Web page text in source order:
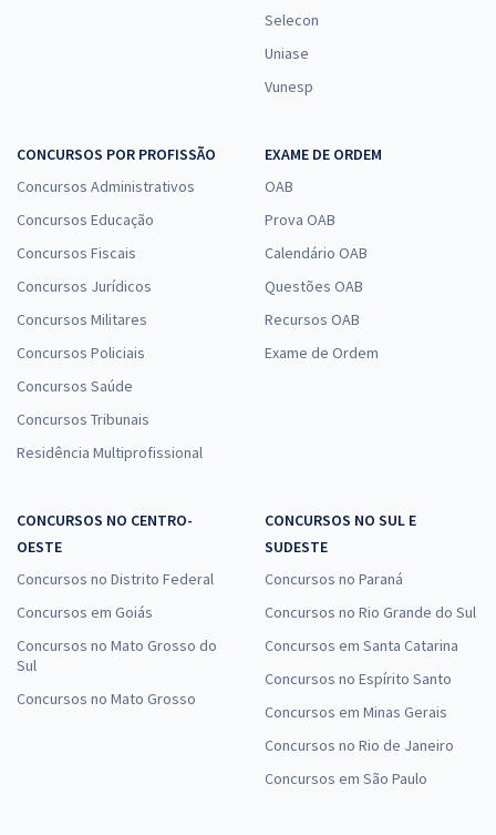
Selecon
Uniase
Vunesp
CONCURSOS POR PROFISSÃO
Concursos Administrativos
Concursos Educação
Concursos Fiscais
Concursos Jurídicos
Concursos Militares
Concursos Policiais
Concursos Saúde
Concursos Tribunais
Residência Multiprofissional
EXAME DE ORDEM
OAB
Prova OAB
Calendário OAB
Questões OAB
Recursos OAB
Exame de Ordem
CONCURSOS NO CENTRO-
OESTE
Concursos no Distrito Federal
Concursos em Goiás
Concursos no Mato Grosso do
Sul
Concursos no Mato Grosso
CONCURSOS NO SUL E
SUDESTE
Concursos no Paraná
Concursos no Rio Grande do Sul
Concursos em Santa Catarina
Concursos no Espírito Santo
Concursos em Minas Gerais
Concursos no Rio de Janeiro
Concursos em São Paulo